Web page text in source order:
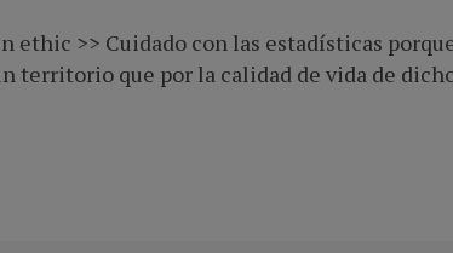
>> Cuidado con las estadísticas
territorio que por la calidad de vida de